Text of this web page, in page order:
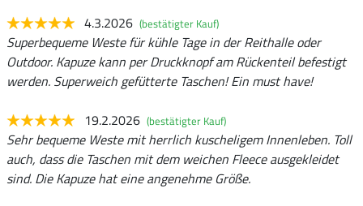
4.3.2026 (bestätigter Kauf)
Superbequeme Weste für kühle Tage in der Reithalle oder
Outdoor. Kapuze kann per Druckknopf am Rückenteil befestigt
werden. Superweich gefütterte Taschen! Ein must have!
19.2.2026 (bestätigter Kauf)
Sehr bequeme Weste mit herrlich kuscheligem Innenleben. Toll
auch, dass die Taschen mit dem weichen Fleece ausgekleidet
sind. Die Kapuze hat eine angenehme Größe.